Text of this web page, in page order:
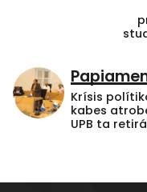
Krísis
kabes
UPB ta